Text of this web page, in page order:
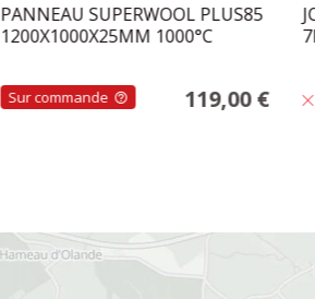
PANNEAU SUPERWOOL PLUS85
1200X1000X25MM 1000°C
Sur commande 119,00 €